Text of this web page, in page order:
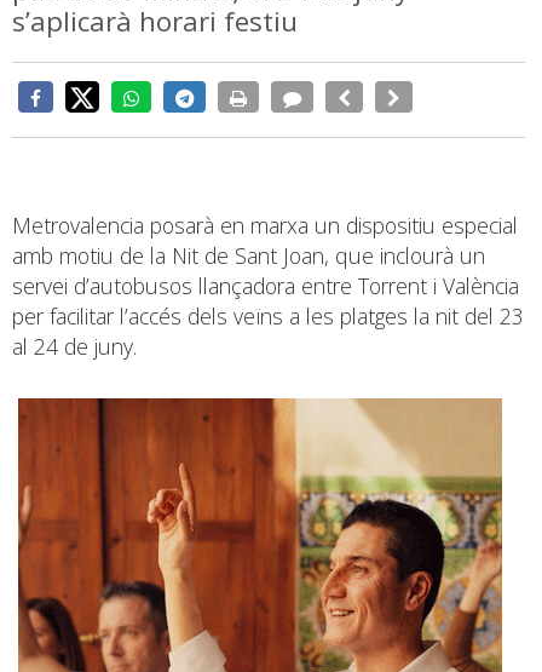
s’aplicarà horari festiu
Metrovalencia posarà en marxa un dispositiu especial
amb motiu de la Nit de Sant Joan, que inclourà un
servei d’autobusos llançadora entre Torrent i València
per facilitar l’accés dels veïns a les platges la nit del 23
al 24 de juny.